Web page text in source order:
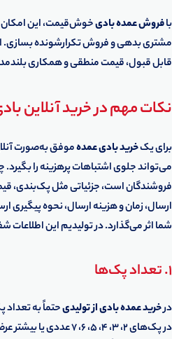
بافروش عمده بادیخوش‌قیمت، این امکان
مشتری بدهی و فروش تکرارشونده بسازی.
قابل قبول، قیمت منطقی و همکاری
نکات مهم در خرید آنلاین
برای یکخرید بادی عمدهموفق به‌صورت
می‌تواند جلوی اشتباهات پرهزینه را
فروشندگان است، جزئیاتی مثل پک‌بندی،
ارسال، زمان و هزینه ارسال، نحوه پیگیری
شما اثر می‌گذارد. در تولیدیم این اطلاعات
1. تعداد پک‌ها
درخرید عمده بادی از تولیدیحتماً به
در پک‌های 2، 3، 4، 5، 6،